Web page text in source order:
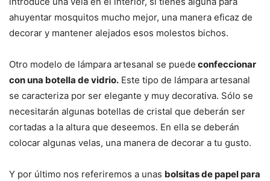
ahuyentar mosquitos mucho mejor, una manera eficaz de
decorar y mantener alejados esos molestos bichos.
Otro modelo de lámpara artesanal se puede confeccionar
con una botella de vidrio. Este tipo de lámpara artesanal
se caracteriza por ser elegante y muy decorativa. Sólo se
necesitarán algunas botellas de cristal que deberán ser
cortadas a la altura que deseemos. En ella se deberán
colocar algunas velas, una manera de decorar a tu gusto.
Y por último nos referiremos a unas bolsitas de papel para